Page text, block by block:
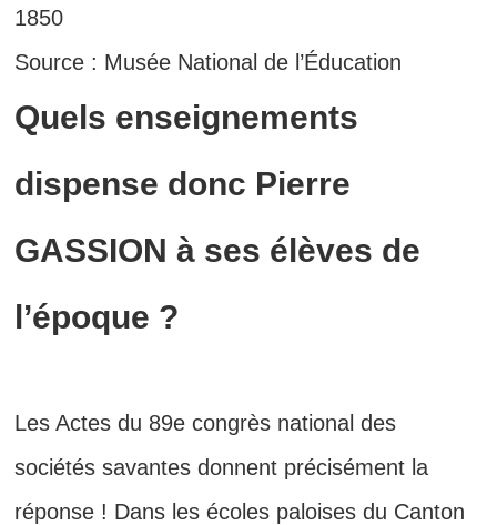
1850
Source : Musée National de l’Éducation
Quels enseignements
dispense donc Pierre
GASSION à ses élèves de
l’époque ?
Les Actes du 89e congrès national des
sociétés savantes donnent précisément la
réponse ! Dans les écoles paloises du Canton